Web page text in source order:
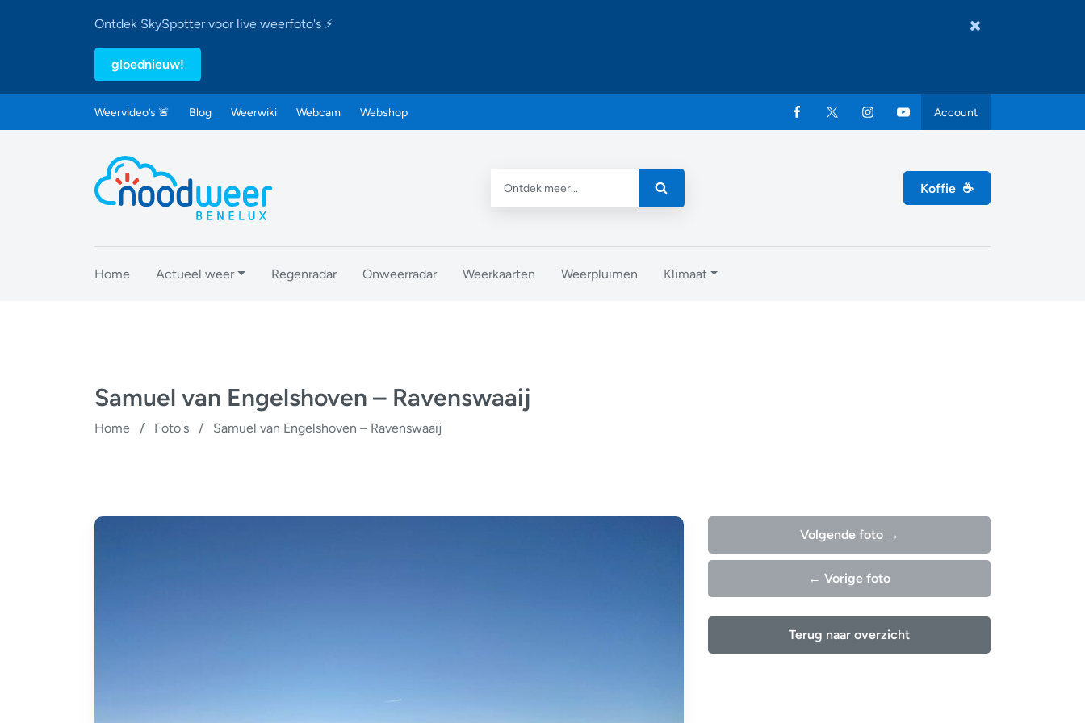
Ontdek SkySpotter voor live weerfoto's ⚡
gloednieuw!
Weervideo’s 🚨 Blog Weerwiki Webcam Webshop Account
Koffie ☕
Home Actueel weer Regenradar Onweerradar Weerkaarten Weerpluimen Klimaat
Samuel van Engelshoven – Ravenswaaij
Home / Foto's / Samuel van Engelshoven – Ravenswaaij
Volgende foto →
← Vorige foto
Terug naar overzicht